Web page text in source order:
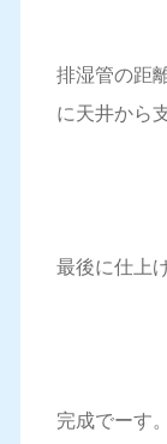
排湿管の距
に天井から
最後に仕上
完成でーす。